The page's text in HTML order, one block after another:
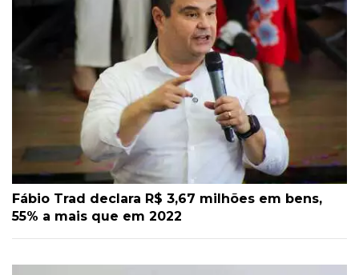
Fábio Trad declara R$ 3,67 milhões em bens,
55% a mais que em 2022